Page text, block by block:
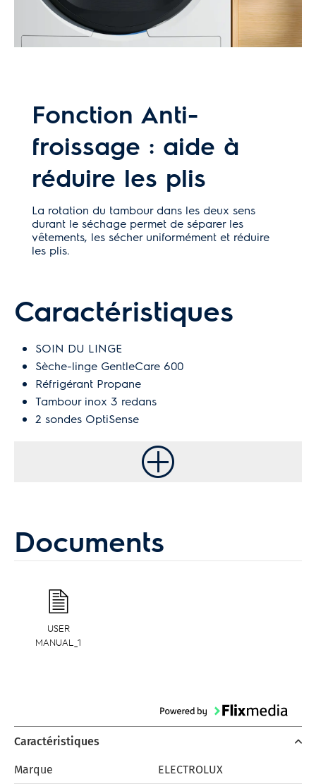
Fonction Anti-
froissage : aide à
réduire les plis
La rotation du tambour dans les deux sens
durant le séchage permet de séparer les
vêtements, les sécher uniformément et réduire
les plis.
Caractéristiques
SOIN DU LINGE
Sèche-linge GentleCare 600
Réfrigérant Propane
Tambour inox 3 redans
2 sondes OptiSense
Documents
USER
MANUAL_1
Caractéristiques
Marque ELECTROLUX